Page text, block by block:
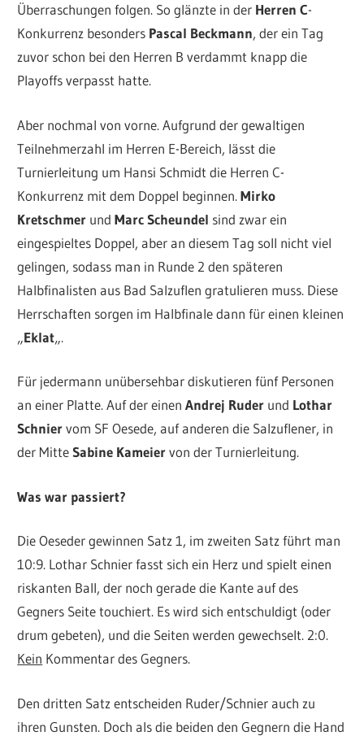
Überraschungen folgen. So glänzte in der Herren C-
Konkurrenz besonders Pascal Beckmann, der ein Tag
zuvor schon bei den Herren B verdammt knapp die
Playoffs verpasst hatte.
Aber nochmal von vorne. Aufgrund der gewaltigen
Teilnehmerzahl im Herren E-Bereich, lässt die
Turnierleitung um Hansi Schmidt die Herren C-
Konkurrenz mit dem Doppel beginnen.Mirko
Kretschmer undMarc Scheundel sind zwar ein
eingespieltes Doppel, aber an diesem Tag soll nicht viel
gelingen, sodass man in Runde 2 den späteren
Halbfinalisten aus Bad Salzuflen gratulieren muss. Diese
Herrschaften sorgen im Halbfinale dann für einen kleinen
„Eklat„.
Für jedermann unübersehbar diskutieren fünf Personen
an einer Platte. Auf der einenAndrej Ruder und Lothar
Schniervom SF Oesede, auf anderen die Salzuflener, in
der MitteSabine Kameiervon der Turnierleitung.
Was war passiert?
Die Oeseder gewinnen Satz 1, im zweiten Satz führt man
10:9. Lothar Schnier fasst sich ein Herz und spielt einen
riskanten Ball, der noch gerade die Kante auf des
Gegners Seite touchiert. Es wird sich entschuldigt (oder
drum gebeten), und die Seiten werden gewechselt. 2:0.
Kein Kommentar des Gegners.
Den dritten Satz entscheiden Ruder/Schnier auch zu
ihren Gunsten. Doch als die beiden den Gegnern die Hand